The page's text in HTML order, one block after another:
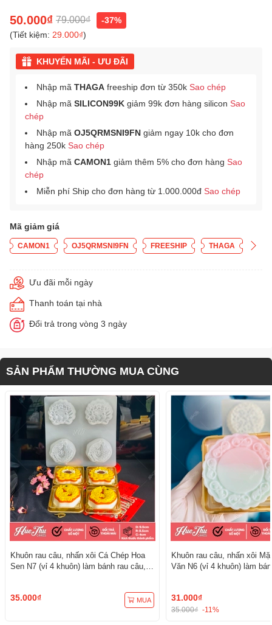
50.000₫ 79.000₫
-37%
(Tiết kiệm: 29.000₫)
KHUYẾN MÃI - ƯU ĐÃI
Nhập mã THAGA freeship đơn từ 350k Sao chép
Nhập mã SILICON99K giảm 99k đơn hàng silicon Sao
chép
Nhập mã OJ5QRMSNI9FN giảm ngay 10k cho đơn
hàng 250k Sao chép
Nhập mã CAMON1 giảm thêm 5% cho đơn hàng Sao
chép
Miễn phí Ship cho đơn hàng từ 1.000.000đ Sao chép
Mã giảm giá
CAMON1 OJ5QRMSNI9FN FREESHIP THAGA
Ưu đãi mỗi ngày
Thanh toán tại nhà
Đổi trả trong vòng 3 ngày
SẢN PHẨM THƯỜNG MUA CÙNG
Khuôn rau câu, nhấn xôi Cá Chép Hoa
Sen N7 (vỉ 4 khuôn) làm bánh rau câu,
35.000₫ MUA
Khuôn rau câu, nhấn xôi
Văn N6 (vỉ 4 khuôn) làm
31.000₫
35.000₫ -11%